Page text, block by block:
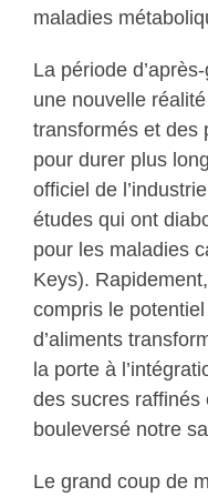
maladies
La période
une nouvelle
transformés et des
pour durer plus
officiel de
études qui ont
pour les maladies
Keys).
compris le
d’aliments
la porte à
des sucres raffinés
bouleversé notre
Le grand coup de